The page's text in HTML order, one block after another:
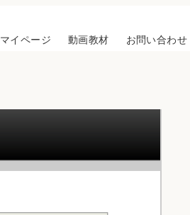
マイページ 動画教材 お問い合わせ